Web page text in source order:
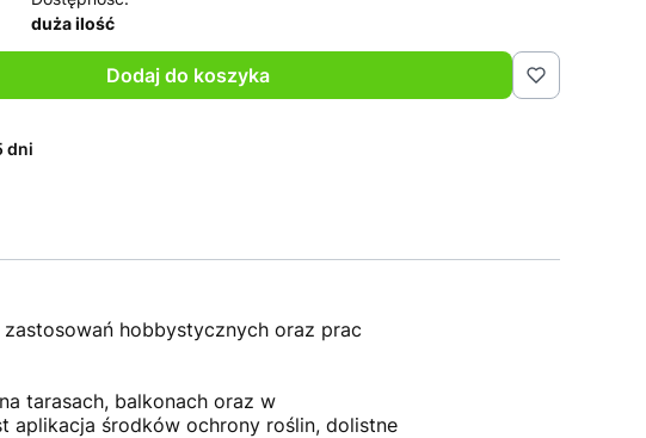
duża ilość
Dodaj do koszyka
dni
hobbystycznych oraz prac
tarasach, balkonach oraz w
aplikacja środków ochrony roślin, dolistne